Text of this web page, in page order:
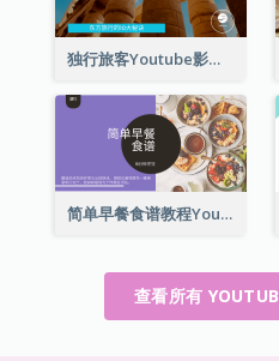
独行旅客Youtube影片缩图
简单早餐食谱教程Youtube影片缩图
查看所有